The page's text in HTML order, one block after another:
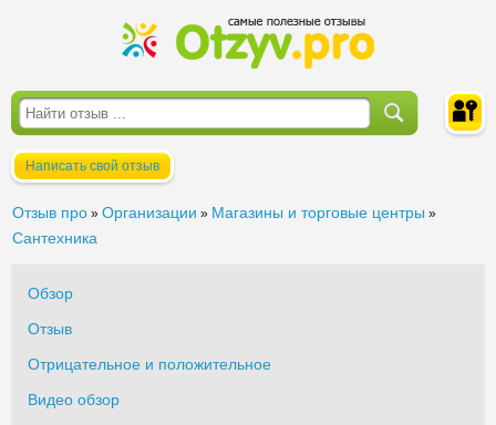
Написать свой отзыв
Отзыв про » Организации » Магазины и торговые центры »
Сантехника
Обзор
Отзыв
Отрицательное и положительное
Видео обзор